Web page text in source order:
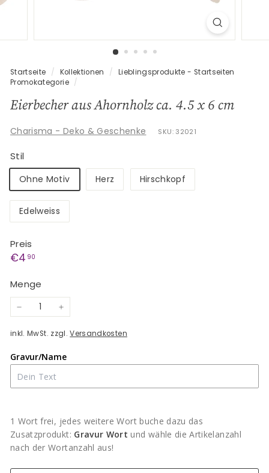
h
e
n
e
Startseite / Kollektionen /
Lieblingsprodukte - Startseiten
Promokategorie /
Eierbecher aus Ahornholz ca. 4.5 x 6 cm
Charisma - Deko & Geschenke SKU: 32021
Stil
Ohne Motiv Herz Hirschkopf
Edelweiss
Preis
Normaler
€4 90
Menge
− +
inkl. MwSt. zzgl.Versandkosten
Gravur/Name
1 Wort frei, jedes weitere Wort buche dazu das
Zusatzprodukt: Gravur Wort und wähle die Artikelanzahl
nach der Wortanzahl aus!